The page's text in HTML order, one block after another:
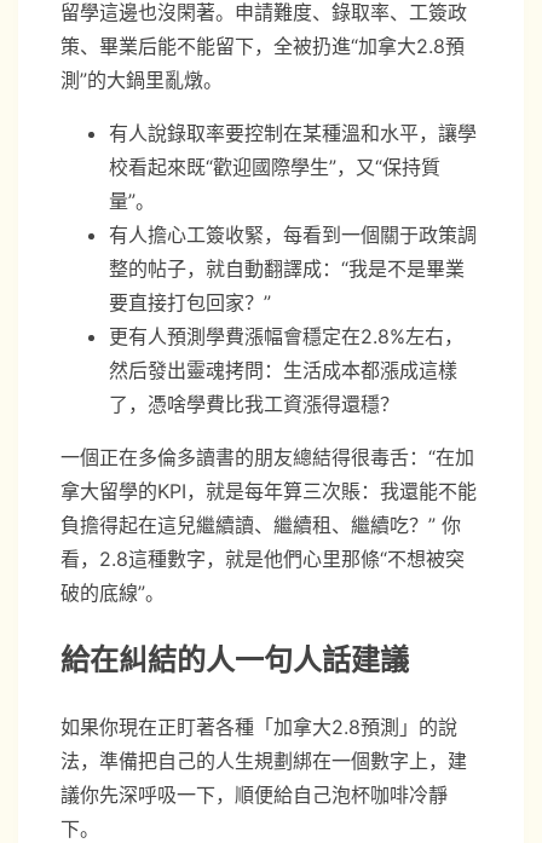
留學這邊也沒閑著。申請難度、錄取率、工簽政
策、畢業后能不能留下，全被扔進“加拿大2.8預
測”的大鍋里亂燉。
有人說錄取率要控制在某種溫和水平，讓學
校看起來既“歡迎國際學生”，又“保持質
量”。
有人擔心工簽收緊，每看到一個關于政策調
整的帖子，就自動翻譯成：“我是不是畢業
要直接打包回家？”
更有人預測學費漲幅會穩定在2.8%左右，
然后發出靈魂拷問：生活成本都漲成這樣
了，憑啥學費比我工資漲得還穩？
一個正在多倫多讀書的朋友總結得很毒舌：“在加
拿大留學的KPI，就是每年算三次賬：我還能不能
負擔得起在這兒繼續讀、繼續租、繼續吃？” 你
看，2.8這種數字，就是他們心里那條“不想被突
破的底線”。
給在糾結的人一句人話建議
如果你現在正盯著各種「加拿大2.8預測」的說
法，準備把自己的人生規劃綁在一個數字上，建
議你先深呼吸一下，順便給自己泡杯咖啡冷靜
下。